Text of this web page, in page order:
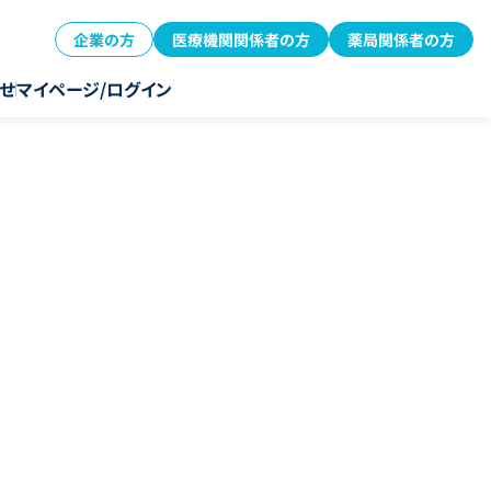
企業の方 医療機関関係者の方 薬局関係者の方
マイページ/ログイン